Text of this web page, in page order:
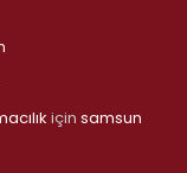
için samsun